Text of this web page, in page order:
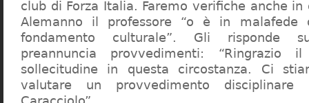
club di Forza Italia. Faremo verifiche anche in
Alemanno il professore “o è in malafede
fondamento culturale”. Gli risponde
preannuncia provvedimenti:
sollecitudine in questa circostanza. Ci
valutare un provvedimento